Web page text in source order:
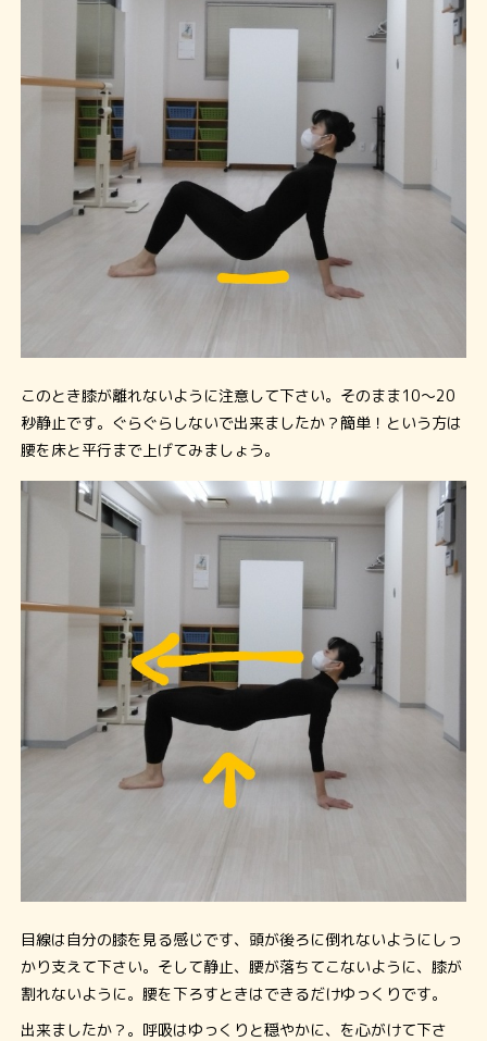
このとき膝が離れないように注意して下さい。そのまま10～20
秒静止です。ぐらぐらしないで出来ましたか？簡単！という方は
腰を床と平行まで上げてみましょう。
目線は自分の膝を見る感じです、頭が後ろに倒れないようにしっ
かり支えて下さい。そして静止、腰が落ちてこないように、膝が
割れないように。腰を下ろすときはできるだけゆっくりです。
出来ましたか？。呼吸はゆっくりと穏やかに、を心がけて下さ